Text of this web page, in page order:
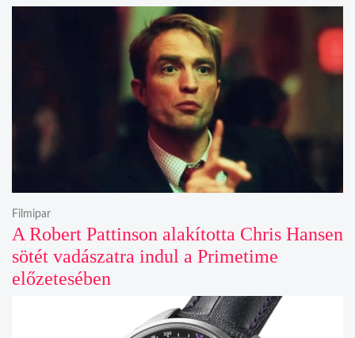
A Robert Pattinson alakította Chris Hansen
sötét vadászatra indul a Primetime
előzetesében
Filmipar